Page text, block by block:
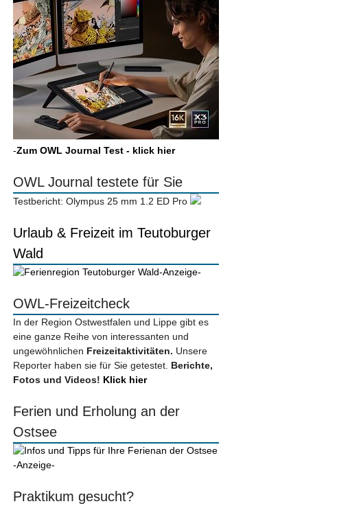
-Zum OWL Journal Test - klick hier
OWL Journal testete für Sie
Testbericht: Olympus 25 mm 1.2 ED Pro
Urlaub & Freizeit im Teutoburger
Wald
-Anzeige-
OWL-Freizeitcheck
In der Region Ostwestfalen und Lippe gibt es
eine ganze Reihe von interessanten und
ungewöhnlichen Freizeitaktivitäten. Unsere
Reporter haben sie für Sie getestet. Berichte,
Fotos und Videos! Klick hier
Ferien und Erholung an der
Ostsee
-Anzeige-
Praktikum gesucht?